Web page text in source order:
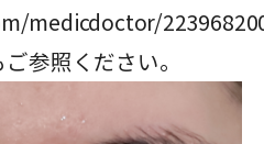
medicdoctor/
参照ください。